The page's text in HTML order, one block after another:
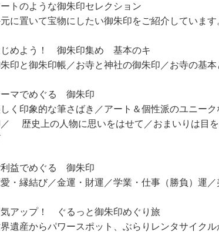
トのような御朱印セレクション
に置いて宝物にしたい御朱印をご紹介しています
めよう！ 御朱印集め 基本のキ
印と御朱印帳／お寺と神社の御朱印／お寺の基
マでめぐる 御朱印
く印象的な筆さばき／アート＆個性派のユニー
歴史上の人物に思いをはせて／おまいりは
益でめぐる 御朱印
・縁結び／金運・財運／学業・仕事（勝負）運
アップ！ ぐるっと御朱印めぐり旅
遺産からパワースポット、ぶらりレンタサイク